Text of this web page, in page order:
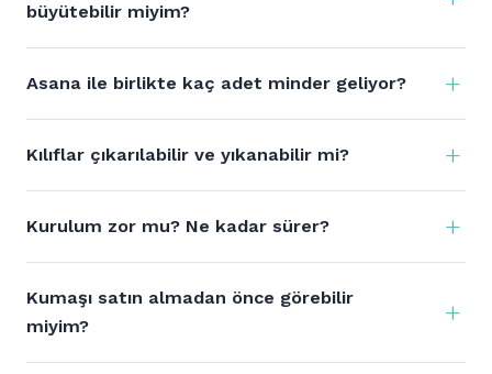
büyütebilir miyim?
Asana ile birlikte kaç adet minder geliyor?
Kılıflar çıkarılabilir ve yıkanabilir mi?
Kurulum zor mu? Ne kadar sürer?
Kumaşı satın almadan önce görebilir
miyim?